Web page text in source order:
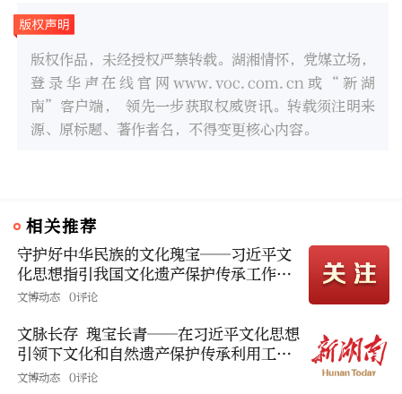
版权作品，未经授权严禁转载。湖湘情怀，党媒立场，
登录华声在线官网www.voc.com.cn或“新湖
南”客户端， 领先一步获取权威资讯。转载须注明来
源、原标题、著作者名，不得变更核心内容。
相关推荐
守护好中华民族的文化瑰宝——习近平文
化思想指引我国文化遗产保护传承工作高
质量发展
文博动态 0评论
文脉长存 瑰宝长青——在习近平文化思想
引领下文化和自然遗产保护传承利用工作
开创新局面
文博动态 0评论